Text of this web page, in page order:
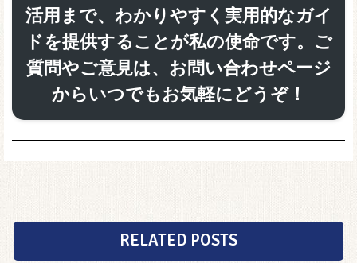
活用まで、わかりやすく実用的なガイ
ドを提供することが私の使命です。ご
質問やご意見は、お問い合わせページ
からいつでもお気軽にどうぞ！
RELATED POSTS